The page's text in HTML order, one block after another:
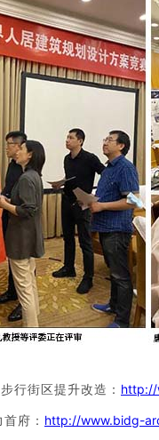
行街区提升改造： http://
府： http://www.bidg-